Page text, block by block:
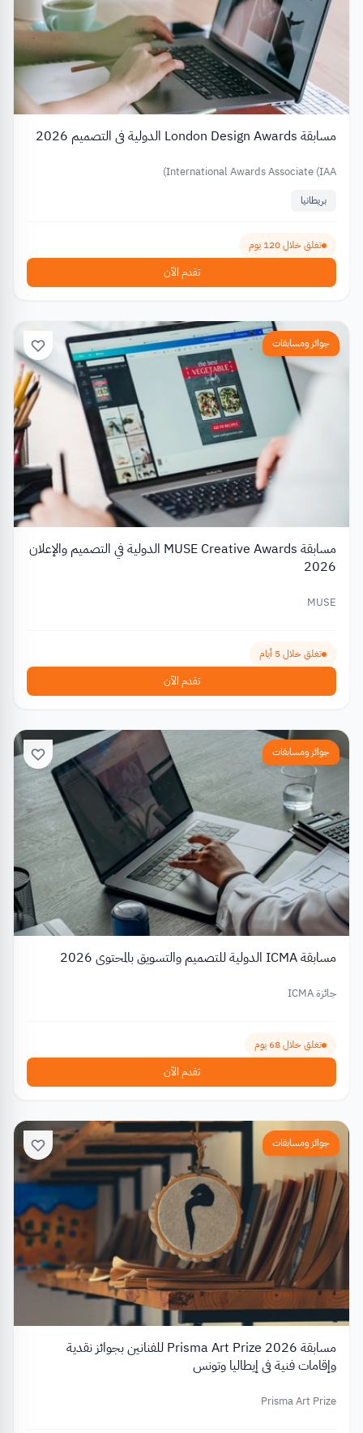
مسابقة London Design Awards الدولية في التصميم 2026
International Awards Associate (IAA)
بريطانيا
تغلق خلال 120 يوم
تقدم الآن
جوائز ومسابقات
مسابقة MUSE Creative Awards الدولية في التصميم والإعلان
2026
MUSE
تغلق خلال 5 أيام
تقدم الآن
جوائز ومسابقات
مسابقة ICMA الدولية للتصميم والتسويق بالمحتوى 2026
جائزة ICMA
تغلق خلال 68 يوم
تقدم الآن
جوائز ومسابقات
مسابقة Prisma Art Prize 2026 للفنانين بجوائز نقدية
وإقامات فنية في إيطاليا وتونس
Prisma Art Prize